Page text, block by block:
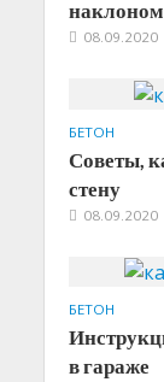
наклоном
08.09.2020
БЕТОН
Советы,
стену
08.09.2020
БЕТОН
в гараже